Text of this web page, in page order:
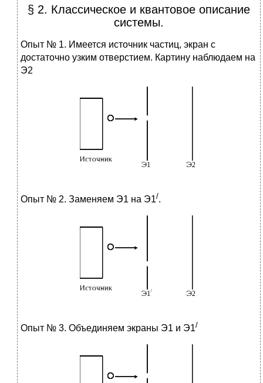
§ 2. Классическое и квантовое описание
системы.
Опыт № 1. Имеется источник частиц, экран с
достаточно узким отверстием. Картину наблюдаем на
Э2
Опыт № 2. Заменяем Э1 на Э1/.
Опыт № 3. Объединяем экраны Э1 и Э1/